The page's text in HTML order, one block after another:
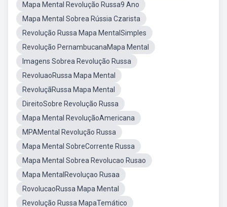
Mapa Mental Revolução Russa9 Ano
Mapa Mental Sobrea Rússia Czarista
Revolução Russa Mapa MentalSimples
Revolução PernambucanaMapa Mental
Imagens Sobrea Revolução Russa
RevoluaoRussa Mapa Mental
RevoluçãRussa Mapa Mental
DireitoSobre Revolução Russa
Mapa Mental RevoluçãoAmericana
MPAMental Revolução Russa
Mapa Mental SobreCorrente Russa
Mapa Mental Sobrea Revolucao Rusao
Mapa MentalRevoluçao Rusaa
RovolucaoRussa Mapa Mental
Revolução Russa MapaTemático